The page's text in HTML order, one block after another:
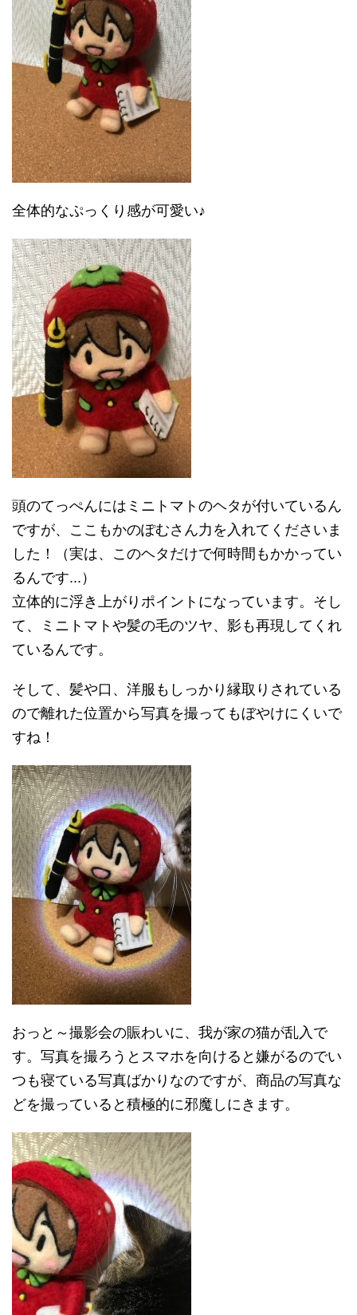
全体的なぷっくり感が可愛い♪
頭のてっぺんにはミニトマトのヘタが付いているん
ですが、ここもかのぽむさん力を入れてくださいま
した！（実は、このヘタだけで何時間もかかってい
るんです...）
立体的に浮き上がりポイントになっています。そし
て、ミニトマトや髪の毛のツヤ、影も再現してくれ
ているんです。
そして、髪や口、洋服もしっかり縁取りされている
ので離れた位置から写真を撮ってもぼやけにくいで
すね！
おっと～撮影会の賑わいに、我が家の猫が乱入で
す。写真を撮ろうとスマホを向けると嫌がるのでい
つも寝ている写真ばかりなのですが、商品の写真な
どを撮っていると積極的に邪魔しにきます。